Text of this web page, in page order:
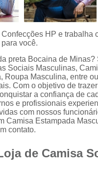
Camisas
sociais
curta
Camisas
sociais
manga
longa
Camisas
sociais
Camisas
preço
HP e trabalha
você.
preta Bocaina de
Sociais Masculinas,
Roupa Masculina, entre
Com o objetivo de
a confiança de
e profissionais
com nossos
Camisa Estampada
contato.
de Camisa